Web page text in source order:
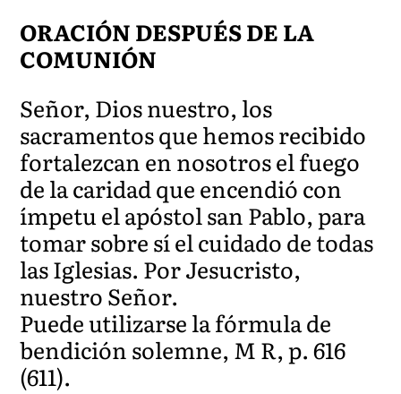
ORACIÓN DESPUÉS DE LA
COMUNIÓN
Señor, Dios nuestro, los
sacramentos que hemos recibido
fortalezcan en nosotros el fuego
de la caridad que encendió con
ímpetu el apóstol san Pablo, para
tomar sobre sí el cuidado de todas
las Iglesias. Por Jesucristo,
nuestro Señor.
Puede utilizarse la fórmula de
bendición solemne, M R, p. 616
(611).